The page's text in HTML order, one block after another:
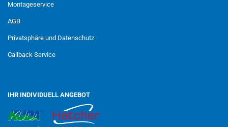
Montageservice
AGB
Privatsphäre und Datenschutz
Callback Service
IHR INDIVIDUELL ANGEBOT